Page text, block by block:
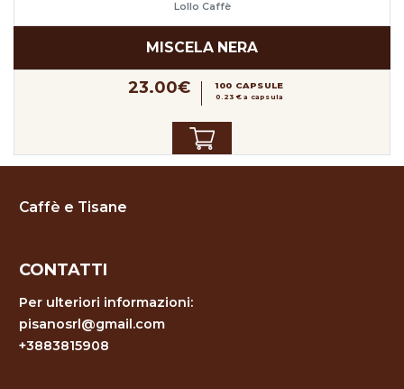
Lollo Caffè
MISCELA NERA
23.00€ 100 CAPSULE
0.23 € a capsula
Caffè e Tisane
CONTATTI
Per ulteriori informazioni:
pisanosrl@gmail.com
+3883815908